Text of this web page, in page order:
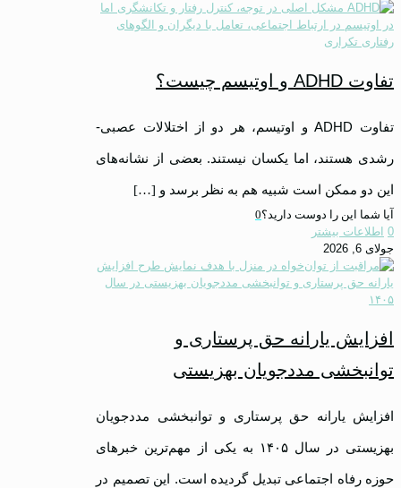
تفاوت ADHD و اوتیسم چیست؟
تفاوت ADHD و اوتیسم، هر دو از اختلالات عصبی-
رشدی هستند، اما یکسان نیستند. بعضی از نشانه‌های
این دو ممکن است شبیه هم به نظر برسد و […]
آیا شما این را دوست دارید؟0
0 اطلاعات بیشتر
جولای 6, 2026
افزایش یارانه حق پرستاری و
توانبخشی مددجویان بهزیستی
افزایش یارانه حق پرستاری و توانبخشی مددجویان
بهزیستی در سال ۱۴۰۵ به یکی از مهم‌ترین خبرهای
حوزه رفاه اجتماعی تبدیل گردیده است. این تصمیم در